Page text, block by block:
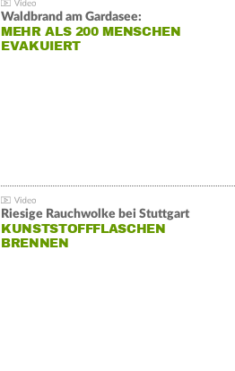
Waldbrand am Gardasee:
MEHR ALS 200 MENSCHEN
EVAKUIERT
Riesige Rauchwolke bei Stuttgart
KUNSTSTOFFFLASCHEN
BRENNEN